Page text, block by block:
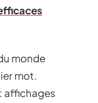
monde
mot.
affichages